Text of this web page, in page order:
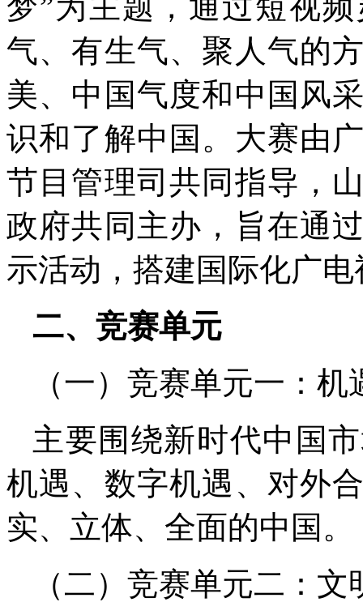
气、有生气、聚人气的
美、中国气度和中国风
识和了解中国。大赛由
节目管理司共同指导，
政府共同主办，旨在通
示活动，搭建国际化广
二、竞赛单元
（一）竞赛单元一：机
主要围绕新时代中国
机遇、数字机遇、对外
实、立体、全面的中国。
（二）竞赛单元二：文